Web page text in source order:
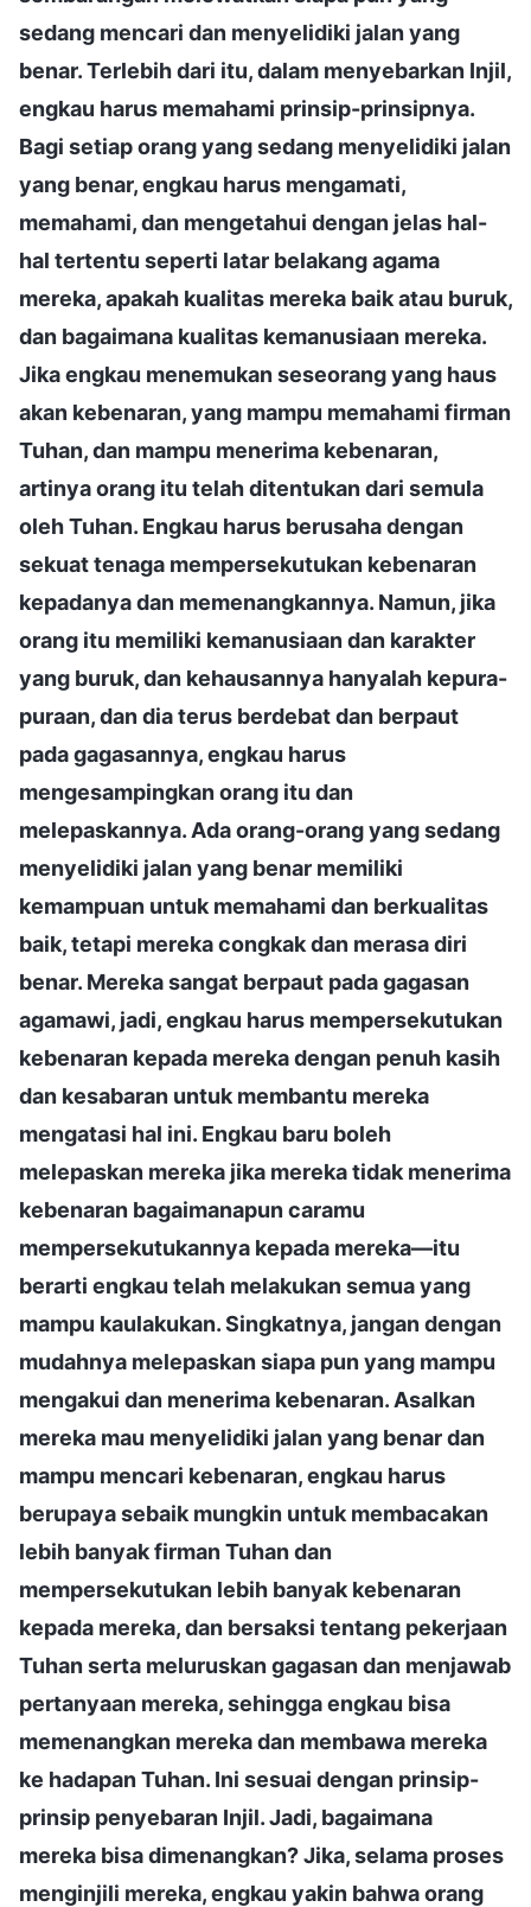
sedang mencari dan menyelidiki jalan yang
benar. Terlebih dari itu, dalam menyebarkan Injil,
engkau harus memahami prinsip-prinsipnya.
Bagi setiap orang yang sedang menyelidiki jalan
yang benar, engkau harus mengamati,
memahami, dan mengetahui dengan jelas hal-
hal tertentu seperti latar belakang agama
mereka, apakah kualitas mereka baik atau buruk,
dan bagaimana kualitas kemanusiaan mereka.
Jika engkau menemukan seseorang yang haus
akan kebenaran, yang mampu memahami firman
Tuhan, dan mampu menerima kebenaran,
artinya orang itu telah ditentukan dari semula
oleh Tuhan. Engkau harus berusaha dengan
sekuat tenaga mempersekutukan kebenaran
kepadanya dan memenangkannya. Namun, jika
orang itu memiliki kemanusiaan dan karakter
yang buruk, dan kehausannya hanyalah kepura-
puraan, dan dia terus berdebat dan berpaut
pada gagasannya, engkau harus
mengesampingkan orang itu dan
melepaskannya. Ada orang-orang yang sedang
menyelidiki jalan yang benar memiliki
kemampuan untuk memahami dan berkualitas
baik, tetapi mereka congkak dan merasa diri
benar. Mereka sangat berpaut pada gagasan
agamawi, jadi, engkau harus mempersekutukan
kebenaran kepada mereka dengan penuh kasih
dan kesabaran untuk membantu mereka
mengatasi hal ini. Engkau baru boleh
melepaskan mereka jika mereka tidak menerima
kebenaran bagaimanapun caramu
mempersekutukannya kepada mereka—itu
berarti engkau telah melakukan semua yang
mampu kaulakukan. Singkatnya, jangan dengan
mudahnya melepaskan siapa pun yang mampu
mengakui dan menerima kebenaran. Asalkan
mereka mau menyelidiki jalan yang benar dan
mampu mencari kebenaran, engkau harus
berupaya sebaik mungkin untuk membacakan
lebih banyak firman Tuhan dan
mempersekutukan lebih banyak kebenaran
kepada mereka, dan bersaksi tentang pekerjaan
Tuhan serta meluruskan gagasan dan menjawab
pertanyaan mereka, sehingga engkau bisa
memenangkan mereka dan membawa mereka
ke hadapan Tuhan. Ini sesuai dengan prinsip-
prinsip penyebaran Injil. Jadi, bagaimana
mereka bisa dimenangkan? Jika, selama proses
menginjili mereka, engkau yakin bahwa orang